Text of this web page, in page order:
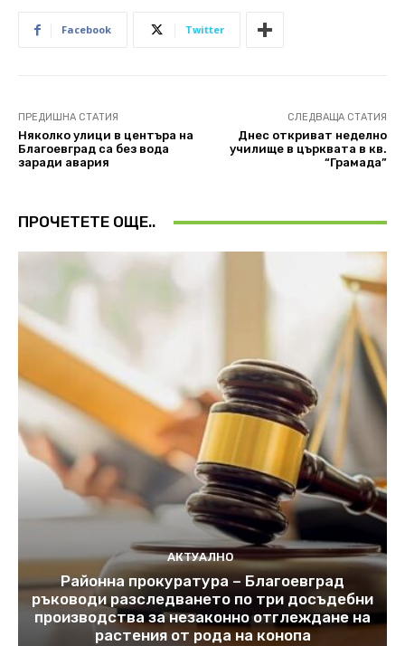
Facebook Twitter
ПРЕДИШНА СТАТИЯ
Няколко улици в центъра на
Благоевград са без вода
заради авария
СЛЕДВАЩА СТАТИЯ
Днес откриват неделно
училище в църквата в кв.
“Грамада”
ПРОЧЕТЕТЕ ОЩЕ..
АКТУАЛНО
Районна прокуратура – Благоевград
ръководи разследването по три досъдебни
производства за незаконно отглеждане на
растения от рода на конопа